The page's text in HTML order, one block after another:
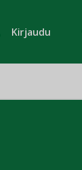
Kirjaudu